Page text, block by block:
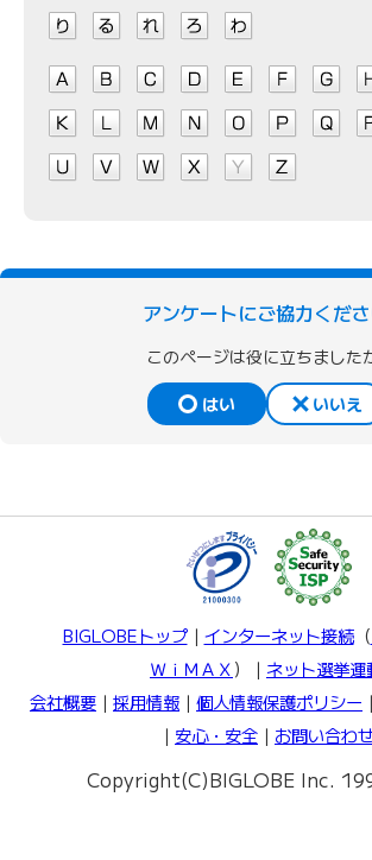
アンケートにご協力くだ
このページは役に立ちました
はい
いいえ
BIGLOBEトップ｜ インターネット接続（
ＷｉＭＡＸ）｜ ネット選挙運
会社概要 ｜ 採用情報 ｜ 個人情報保護ポリシー ｜
｜ 安心・安全 ｜ お問い合わ
Copyright(C)BIGLOBE Inc.